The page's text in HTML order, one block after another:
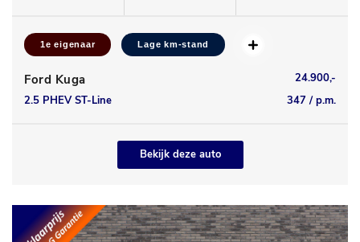
1e eigenaar Lage km-stand
Ford Kuga
24.900,-
2.5 PHEV ST-Line
347 / p.m.
Bekijk deze auto